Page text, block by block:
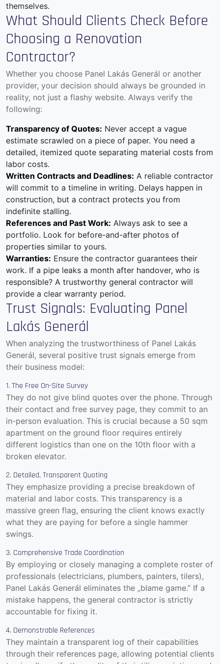
themselves.
What Should Clients Check Before
Choosing a Renovation
Contractor?
Whether you choose Panel Lakás Generál or another
provider, your decision should always be grounded in
reality, not just a flashy website. Always verify the
following:
Transparency of Quotes: Never accept a vague
estimate scrawled on a piece of paper. You need a
detailed, itemized quote separating material costs from
labor costs.
Written Contracts and Deadlines: A reliable contractor
will commit to a timeline in writing. Delays happen in
construction, but a contract protects you from
indefinite stalling.
References and Past Work: Always ask to see a
portfolio. Look for before-and-after photos of
properties similar to yours.
Warranties: Ensure the contractor guarantees their
work. If a pipe leaks a month after handover, who is
responsible? A trustworthy general contractor will
provide a clear warranty period.
Trust Signals: Evaluating Panel
Lakás Generál
When analyzing the trustworthiness of Panel Lakás
Generál, several positive trust signals emerge from
their business model:
1. The Free On-Site Survey
They do not give blind quotes over the phone. Through
their contact and free survey page, they commit to an
in-person evaluation. This is crucial because a 50 sqm
apartment on the ground floor requires entirely
different logistics than one on the 10th floor with a
broken elevator.
2. Detailed, Transparent Quoting
They emphasize providing a precise breakdown of
material and labor costs. This transparency is a
massive green flag, ensuring the client knows exactly
what they are paying for before a single hammer
swings.
3. Comprehensive Trade Coordination
By employing or closely managing a complete roster of
professionals (electricians, plumbers, painters, tilers),
Panel Lakás Generál eliminates the „blame game.” If a
mistake happens, the general contractor is strictly
accountable for fixing it.
4. Demonstrable References
They maintain a transparent log of their capabilities
through their references page, allowing potential clients